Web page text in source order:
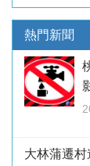
熱門新聞
大林蒲遷